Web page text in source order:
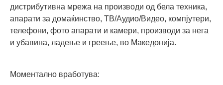
дистрибутивна мрежа на производи од бела техника,
апарати за домаќинство, ТВ/Аудио/Видео, компјутери,
телефони, фото апарати и камери, производи за нега
и убавина, ладење и греење, во Македонијa.
Моментално вработува: